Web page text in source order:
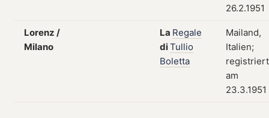
26.2.1951
Lorenz /
Milano
La Regale
diTullio
Boletta
Mailand,
Italien;
registriert
am
23.3.1951